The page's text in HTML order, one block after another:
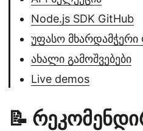
Node.js SDK GitHub
უფასო
ახალი გამოშვებები
Live demos
📝